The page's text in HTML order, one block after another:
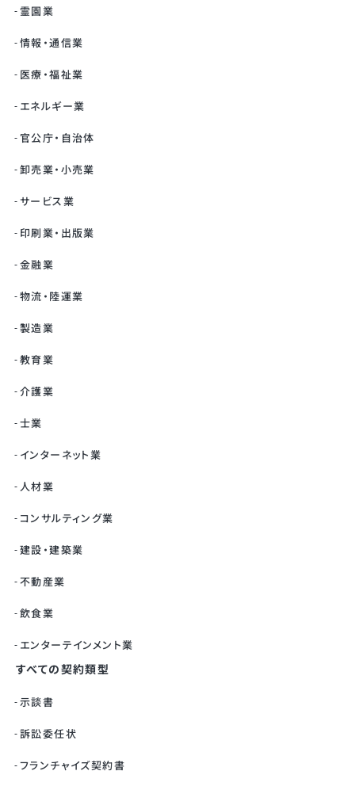
霊園業
情報・通信業
医療・福祉業
エネルギー業
官公庁・自治体
卸売業・小売業
サービス業
印刷業・出版業
金融業
物流・陸運業
製造業
教育業
介護業
士業
インターネット業
人材業
コンサルティング業
建設・建築業
不動産業
飲食業
エンターテインメント業
すべての契約類型
示談書
訴訟委任状
フランチャイズ契約書